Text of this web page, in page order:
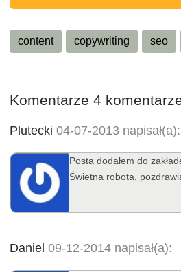
content copywriting seo
Komentarze 4
Plutecki 04-07-2013 napisał(a):
Posta dodałem do
Świetna robota,
Daniel 09-12-2014 napisał(a):